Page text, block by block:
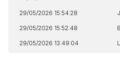
29/05/2026 15:54:28
29/05/2026 15:52:48
29/05/2026 13:49:04